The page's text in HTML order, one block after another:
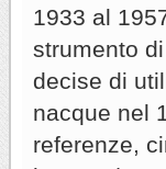
1933 al
strumento
decise di
nacque nel
referenze,